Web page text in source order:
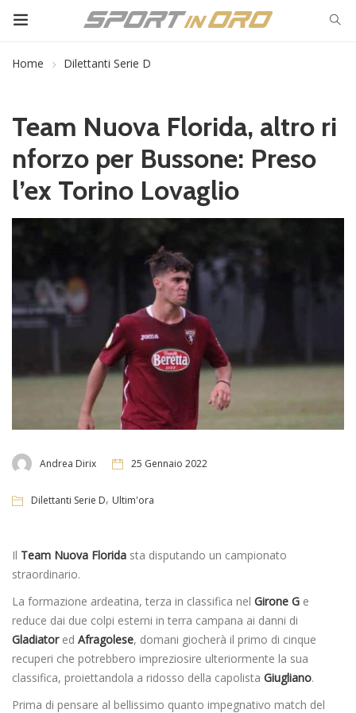
Home Dilettanti Serie D
Team Nuova Florida, altro ri
nforzo per Bussone: Preso
l’ex Torino Lovaglio
Andrea Dirix 25 Gennaio 2022
Dilettanti Serie D, Ultim'ora
Il Team Nuova Florida sta disputando un campionato
straordinario.
La formazione ardeatina, terza in classifica nel Girone G e
reduce dai due colpi esterni in terra campana ai danni di
Gladiatored Afragolese, domani giocherà il primo di cinque
recuperi che potrebbero impreziosire ulteriormente la sua
classifica, proiettandola a ridosso della capolista Giugliano.
Prima di pensare al bellissimo quanto impegnativo match del